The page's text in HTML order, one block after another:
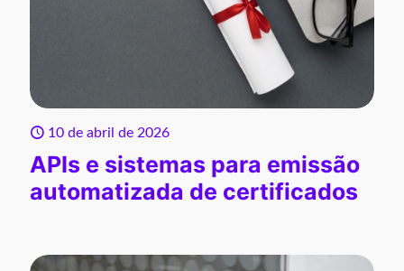
10 de abril de 2026
APIs e sistemas para emissão
automatizada de certificados